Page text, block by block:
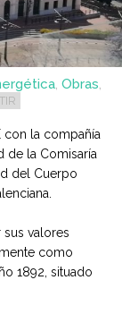
, Obras,
con la compañía
de la Comisaría
del Cuerpo
valores
como
1892, situado